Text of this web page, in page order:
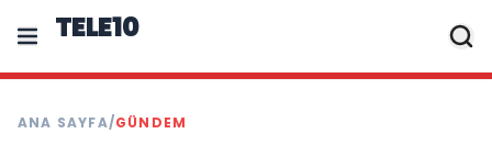
TELE10
ANA SAYFA/GÜNDEM